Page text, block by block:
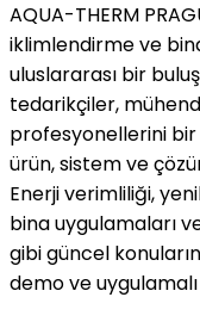
AQUA-THERM
iklimlendirme ve
uluslararası bir
tedarikçiler,
profesyonellerini
ürün, sistem ve
Enerji verimliliği,
bina uygulamaları
gibi güncel
demo ve